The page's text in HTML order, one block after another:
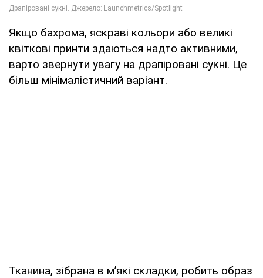
Якщо бахрома, яскраві кольори або великі
квіткові принти здаються надто активними,
варто звернути увагу на драпіровані сукні. Це
більш мінімалістичний варіант.
Тканина, зібрана в м’які складки, робить образ